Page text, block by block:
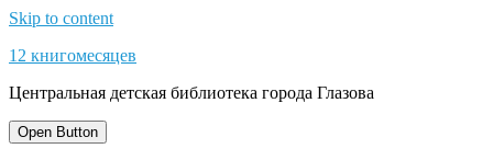
Skip to content
12 книгомесяцев
Центральная детская библиотека города Глазова
Open Button